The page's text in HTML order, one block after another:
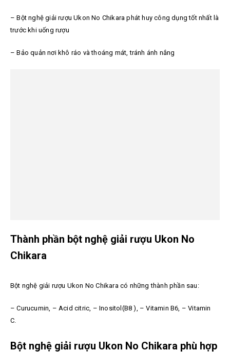
– Bột nghệ giải rượu Ukon No Chikara phát huy công dụng tốt nhất là
trước khi uống rượu
– Bảo quản nơi khô ráo và thoáng mát, tránh ánh nắng
Thành phần bột nghệ giải rượu Ukon No
Chikara
Bột nghệ giải rượu Ukon No Chikara có những thành phần sau:
– Curucumin, – Acid citric, – Inositol(B8 ), – Vitamin B6, – Vitamin
C.
Bột nghệ giải rượu Ukon No Chikara phù hợp